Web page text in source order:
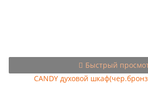
Быстрый
CANDY духовой